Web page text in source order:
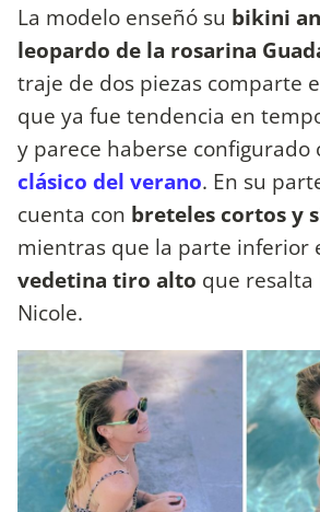
La modelo enseñó su bikini
leopardo de la rosarina
traje de dos piezas comparte
que ya fue tendencia en
y parece haberse configurado
clásico del verano. En su
cuenta con breteles cortos y
mientras que la parte inferior
vedetina tiro alto que
Nicole.